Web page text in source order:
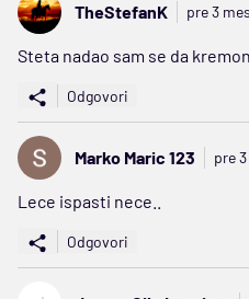
TheStefanK pre 3
Steta nadao sam se da
Odgovori
Marko Maric 123 pre
Lece ispasti nece..
Odgovori